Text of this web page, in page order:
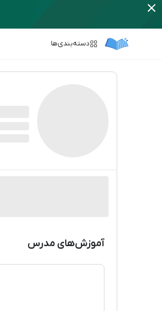
دسته‌بندی‌ها
آموزش‌های مدرس